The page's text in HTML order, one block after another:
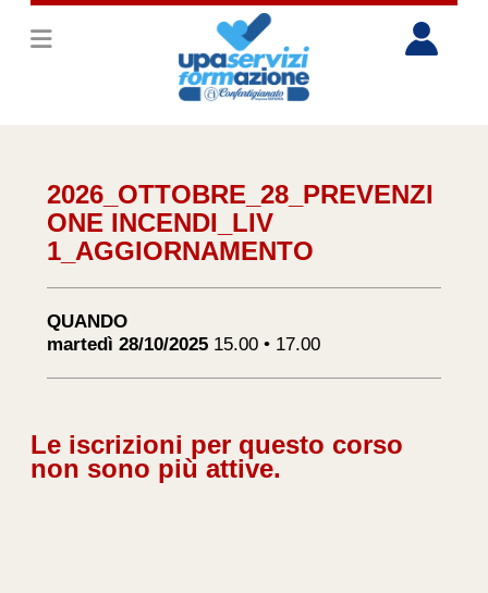
2026_OTTOBRE_28_PREVENZI
ONE INCENDI_LIV
1_AGGIORNAMENTO
QUANDO
martedì 28/10/2025 15.00 • 17.00
Le iscrizioni per questo corso
non sono più attive.